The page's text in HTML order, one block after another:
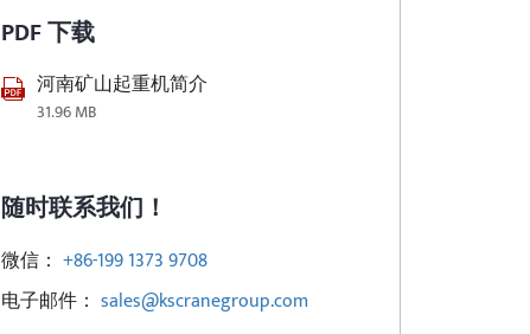
PDF 下载
河南矿山起重机简介
31.96 MB
随时联系我们！
微信： +86-199 1373 9708
电子邮件： sales@kscranegroup.com